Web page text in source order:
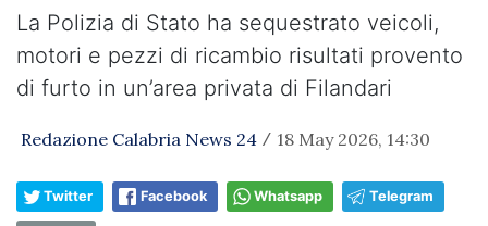
La Polizia di Stato ha sequestrato veicoli,
motori e pezzi di ricambio risultati provento
di furto in un’area privata di Filandari
Redazione Calabria News 24 / 18 May 2026, 14:30
Twitter Facebook Whatsapp Telegram